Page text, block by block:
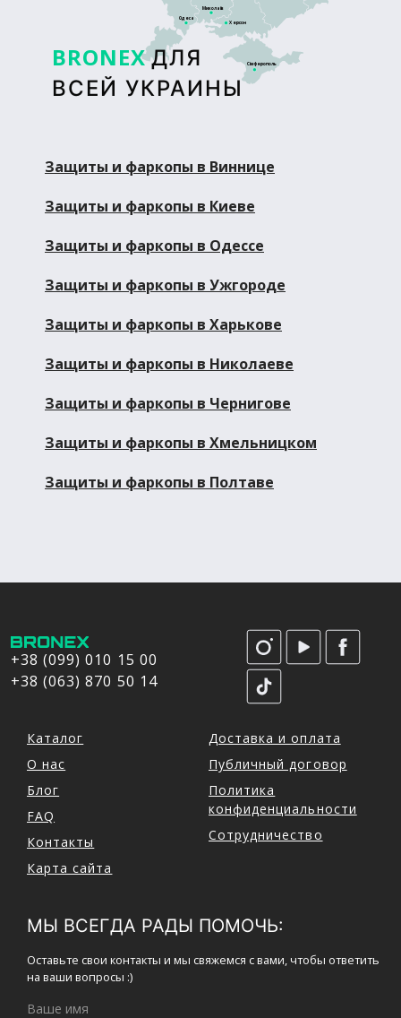
BRONEX ДЛЯ
ВСЕЙ УКРАИНЫ
Сімферополь
Херсон
Миколаїв
Одеса
Защиты и фаркопы в Виннице
Защиты и фаркопы в Киеве
Защиты и фаркопы в Одессе
Защиты и фаркопы в Ужгороде
Защиты и фаркопы в Харькове
Защиты и фаркопы в Николаеве
Защиты и фаркопы в Чернигове
Защиты и фаркопы в Хмельницком
Защиты и фаркопы в Полтаве
+38 (099) 010 15 00
+38 (063) 870 50 14
Каталог
О нас
Блог
FAQ
Контакты
Карта сайта
Доставка и оплата
Публичный договор
Политика
конфиденциальности
Сотрудничество
МЫ ВСЕГДА РАДЫ ПОМОЧЬ:
Оставьте свои контакты и мы свяжемся с вами, чтобы ответить
на ваши вопросы :)
Ваше имя